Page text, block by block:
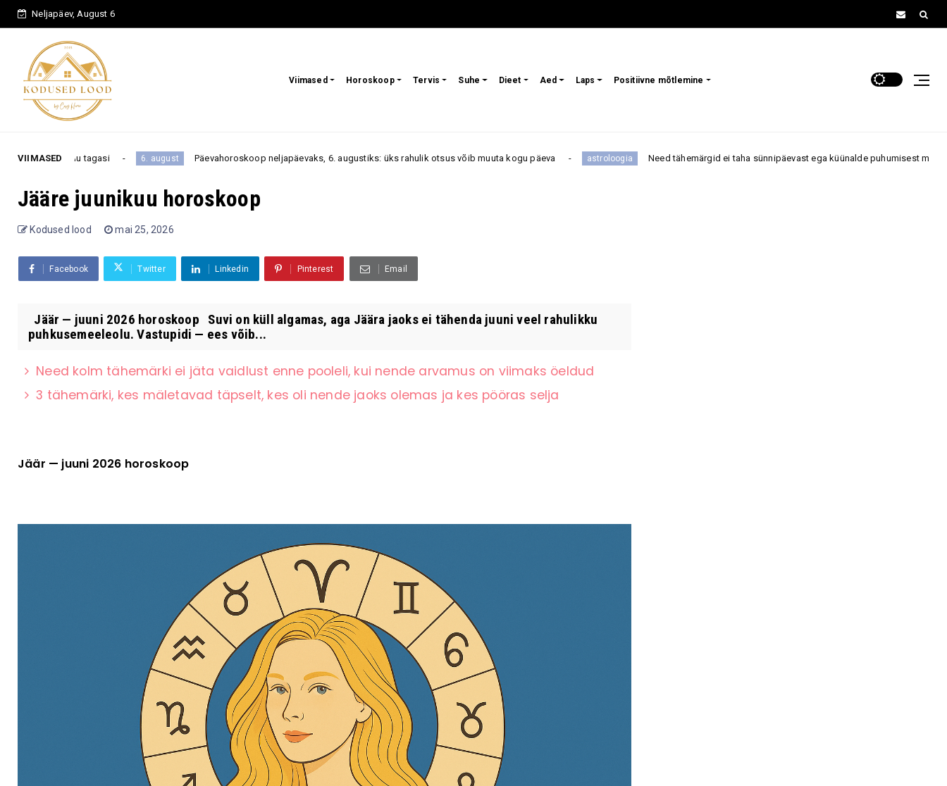
Neljapäev, August 6
Viimased Horoskoop Tervis Suhe Dieet Aed Laps Positiivne mõtlemine
VIIMASED
ellu tagasi 6. august Päevahoroskoop neljapäevaks, 6. augustiks: üks rahulik otsus võib muuta kogu päeva astroloogia Need tähemärgid ei taha sünnipäevast ega küünalde puhumisest midagi kuulda
Jääre juunikuu horoskoop
Kodused lood mai 25, 2026
Facebook Twitter Linkedin Pinterest Email
Jäär — juuni 2026 horoskoop Suvi on küll algamas, aga Jäära jaoks ei tähenda juuni veel rahulikku
puhkusemeeleolu. Vastupidi — ees võib...
Need kolm tähemärki ei jäta vaidlust enne pooleli, kui nende arvamus on viimaks öeldud
3 tähemärki, kes mäletavad täpselt, kes oli nende jaoks olemas ja kes pööras selja
Jäär — juuni 2026 horoskoop